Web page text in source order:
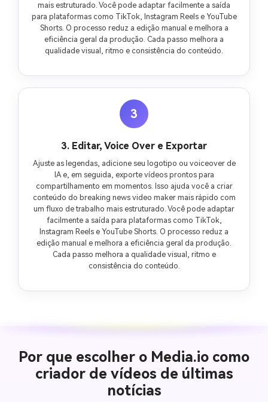
mais estruturado. Você pode adaptar facilmente a saída
para plataformas como TikTok, Instagram Reels e YouTube
Shorts. O processo reduz a edição manual e melhora a
eficiência geral da produção. Cada passo melhora a
qualidade visual, ritmo e consistência do conteúdo.
3
3. Editar, Voice Over e Exportar
Ajuste as legendas, adicione seu logotipo ou voiceover de
IA e, em seguida, exporte vídeos prontos para
compartilhamento em momentos. Isso ajuda você a criar
conteúdo do breaking news video maker mais rápido com
um fluxo de trabalho mais estruturado. Você pode adaptar
facilmente a saída para plataformas como TikTok,
Instagram Reels e YouTube Shorts. O processo reduz a
edição manual e melhora a eficiência geral da produção.
Cada passo melhora a qualidade visual, ritmo e
consistência do conteúdo.
Por que escolher o Media.io como
criador de vídeos de últimas
notícias